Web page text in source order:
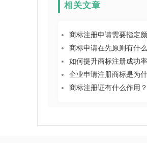
相关文章
商标注册申请需要指定
商标申请在先原则有什
如何提升商标注册成功率
企业申请注册商标是为
商标注册证有什么作用？